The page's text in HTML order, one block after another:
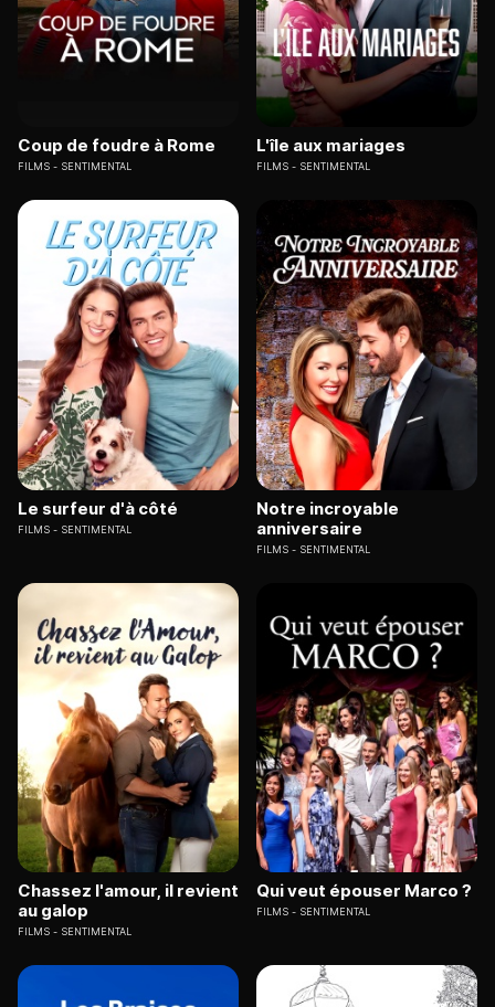
Coup de foudre à Rome
FILMS SENTIMENTAL
L'île aux mariages
FILMS SENTIMENTAL
Le surfeur d'à côté
FILMS SENTIMENTAL
Notre incroyable
anniversaire
FILMS SENTIMENTAL
Chassez l'amour, il revient
au galop
FILMS SENTIMENTAL
Qui veut épouser Marco ?
FILMS SENTIMENTAL